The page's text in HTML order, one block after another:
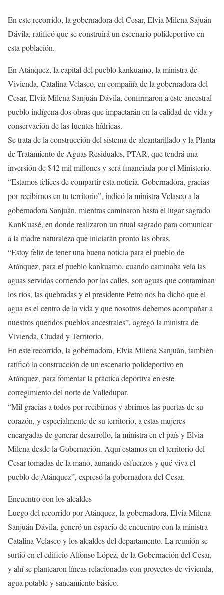
En este recorrido, la gobernadora del Cesar, Elvia Milena Sajuán
Dávila, ratificó que se construirá un escenario polideportivo en
esta población.
En Atánquez, la capital del pueblo kankuamo, la ministra de
Vivienda, Catalina Velasco, en compañía de la gobernadora del
Cesar, Elvia Milena Sanjuán Dávila, confirmaron a este ancestral
pueblo indígena dos obras que impactarán en la calidad de vida y
conservación de las fuentes hídricas.
Se trata de la construcción del sistema de alcantarillado y la Planta
de Tratamiento de Aguas Residuales, PTAR, que tendrá una
inversión de $42 mil millones y será financiada por el Ministerio.
“Estamos felices de compartir esta noticia. Gobernadora, gracias
por recibirnos en tu territorio”, indicó la ministra Velasco a la
gobernadora Sanjuán, mientras caminaron hasta el lugar sagrado
KanKuasé, en donde realizaron un ritual sagrado para comunicar
a la madre naturaleza que iniciarán pronto las obras.
“Estoy feliz de tener una buena noticia para el pueblo de
Atánquez, para el pueblo kankuamo, cuando caminaba veía las
aguas servidas corriendo por las calles, son aguas que contaminan
los ríos, las quebradas y el presidente Petro nos ha dicho que el
agua es el centro de la vida y que nosotros debemos acompañar a
nuestros queridos pueblos ancestrales”, agregó la ministra de
Vivienda, Ciudad y Territorio.
En este recorrido, la gobernadora, Elvia Milena Sanjuán, también
ratificó la construcción de un escenario polideportivo en
Atánquez, para fomentar la práctica deportiva en este
corregimiento del norte de Valledupar.
“Mil gracias a todos por recibirnos y abrirnos las puertas de su
corazón, y especialmente de su territorio, a estas mujeres
encargadas de generar desarrollo, la ministra en el país y Elvia
Milena desde la Gobernación. Aquí estamos en el territorio del
Cesar tomadas de la mano, aunando esfuerzos y qué viva el
pueblo de Atánquez”, expresó la gobernadora del Cesar.
Encuentro con los alcaldes
Luego del recorrido por Atánquez, la gobernadora, Elvia Milena
Sanjuán Dávila, generó un espacio de encuentro con la ministra
Catalina Velasco y los alcaldes del departamento. La reunión se
surtió en el edificio Alfonso López, de la Gobernación del Cesar,
y ahí se plantearon líneas relacionadas con proyectos de vivienda,
agua potable y saneamiento básico.